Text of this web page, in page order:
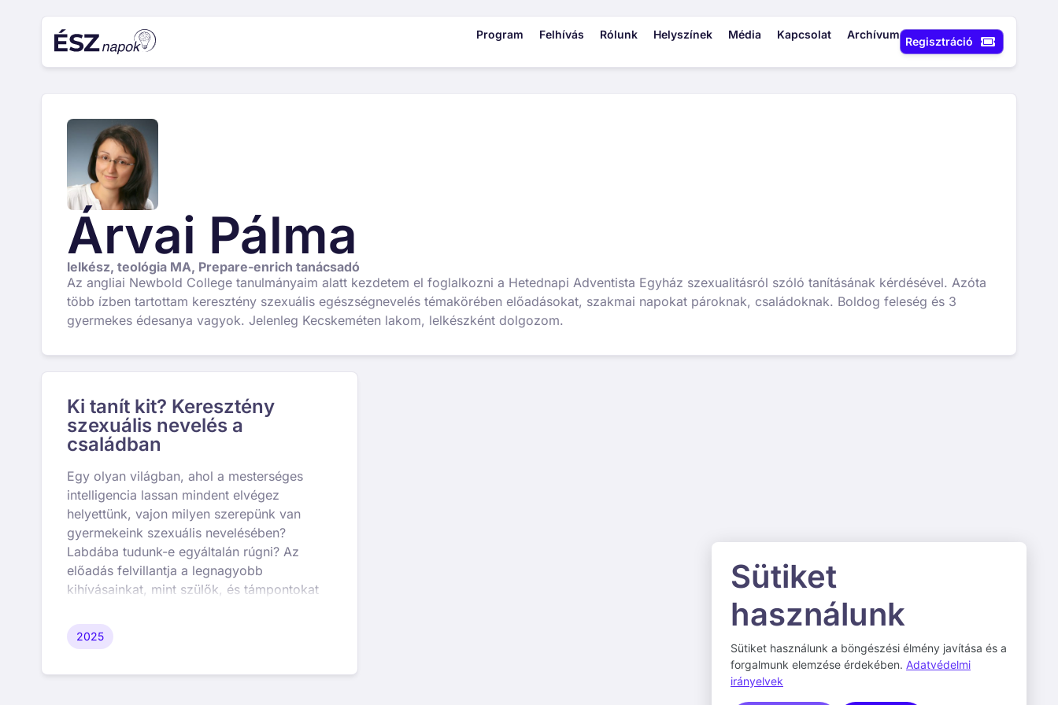
Program Felhívás Rólunk Helyszínek Média Kapcsolat Archívum
Regisztráció
Árvai Pálma
lelkész, teológia MA, Prepare-enrich tanácsadó
Az angliai Newbold College tanulmányaim alatt kezdetem el foglalkozni a Hetednapi Adventista Egyház szexualitásról szóló tanításának kérdésével. Azóta
több ízben tartottam keresztény szexuális egészségnevelés témakörében előadásokat, szakmai napokat pároknak, családoknak. Boldog feleség és 3
gyermekes édesanya vagyok. Jelenleg Kecskeméten lakom, lelkészként dolgozom.
Ki tanít kit? Keresztény
szexuális nevelés a
családban
Egy olyan világban, ahol a mesterséges
intelligencia lassan mindent elvégez
helyettünk, vajon milyen szerepünk van
gyermekeink szexuális nevelésében?
Labdába tudunk-e egyáltalán rúgni? Az
előadás felvillantja a legnagyobb
kihívásainkat, mint szülők, és támpontokat
hogyan is induljunk el, vagy haladjunk
tovább ebben a nagyon bonyolult
2025
Sütiket
használunk
Sütiket használunk a böngészési élmény javítása és a
forgalmunk elemzése érdekében. Adatvédelmi
irányelvek